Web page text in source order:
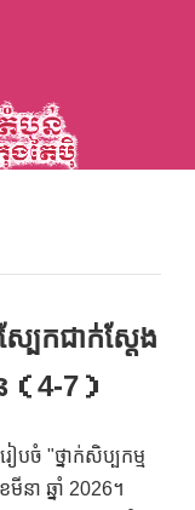
បែកជាក់ស្តែង
4-7）
បចំ "ថ្នាក់សិប្បកម្ម
មីនា ឆ្នាំ 2026។